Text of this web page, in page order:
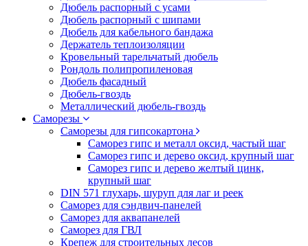
Дюбель распорный с усами
Дюбель распорный с шипами
Дюбель для кабельного бандажа
Держатель теплоизоляции
Кровельный тарельчатый дюбель
Рондоль полипропиленовая
Дюбель фасадный
Дюбель-гвоздь
Металлический дюбель-гвоздь
Саморезы
Саморезы для гипсокартона
Саморез гипс и металл оксид, частый шаг
Саморез гипс и дерево оксид, крупный шаг
Саморез гипс и дерево желтый цинк,
крупный шаг
DIN 571 глухарь, шуруп для лаг и реек
Саморез для сэндвич-панелей
Саморез для аквапанелей
Саморез для ГВЛ
Крепеж для строительных лесов